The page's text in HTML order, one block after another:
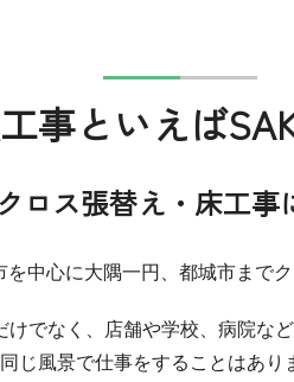
工事といえば
ロス張替え・床工
中心に大隅一円、都城市まで
けでなく、店舗や学校、病院な
同じ風景で仕事をすることはあり